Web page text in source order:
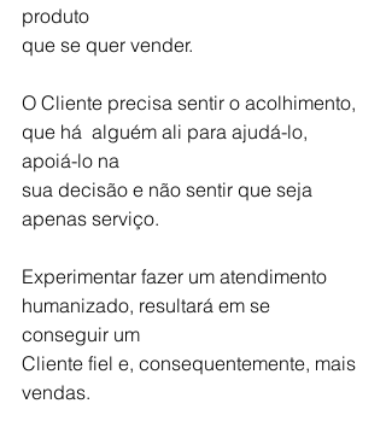
produto
que se quer vender.
O Cliente precisa sentir o acolhimento,
que há  alguém ali para ajudá-lo,
apoiá-lo na
sua decisão e não sentir que seja
apenas serviço.
Experimentar fazer um atendimento
humanizado, resultará em se
conseguir um
Cliente fiel e, consequentemente, mais
vendas.